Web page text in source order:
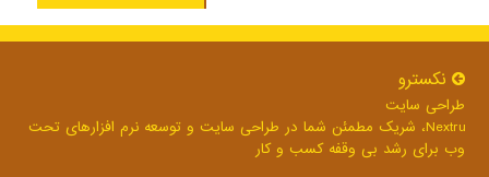
نكسترو
طراحی سایت
Nextru، شریک مطمئن شما در طراحی سایت و توسعه نرم افزارهای تحت
وب برای رشد بی وقفه کسب و کار